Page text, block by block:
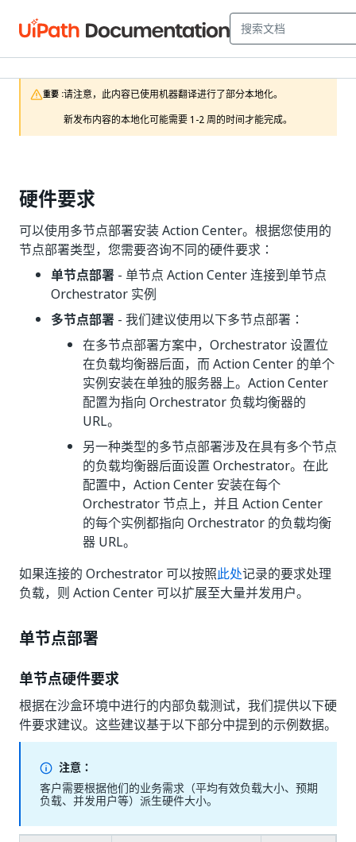
重要 :请注意，此内容已使用机器翻译进行了部分本地化。
新发布内容的本地化可能需要 1-2 周的时间才能完成。
硬件要求
可以使用多节点部署安装 Action Center。根据您使用的
节点部署类型，您需要咨询不同的硬件要求：
单节点部署 - 单节点 Action Center 连接到单节点
Orchestrator 实例
多节点部署 - 我们建议使用以下多节点部署：
在多节点部署方案中，Orchestrator 设置位
在负载均衡器后面，而 Action Center 的单个
实例安装在单独的服务器上。Action Center
配置为指向 Orchestrator 负载均衡器的
URL。
另一种类型的多节点部署涉及在具有多个节点
的负载均衡器后面设置 Orchestrator。在此
配置中，Action Center 安装在每个
Orchestrator 节点上，并且 Action Center
的每个实例都指向 Orchestrator 的负载均衡
器 URL。
如果连接的 Orchestrator 可以按照此处记录的要求处理
负载，则 Action Center 可以扩展至大量并发用户。
单节点部署
单节点硬件要求
根据在沙盒环境中进行的内部负载测试，我们提供以下硬
件要求建议。这些建议基于以下部分中提到的示例数据。
注意：
客户需要根据他们的业务需求（平均有效负载大小、预期
负载、并发用户等）派生硬件大小。